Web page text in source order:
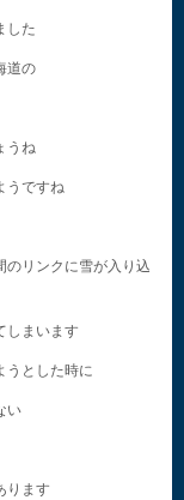
した
道の
うね
うですね
のリンクに雪が入り込
しまいます
うとした時に
い
ります